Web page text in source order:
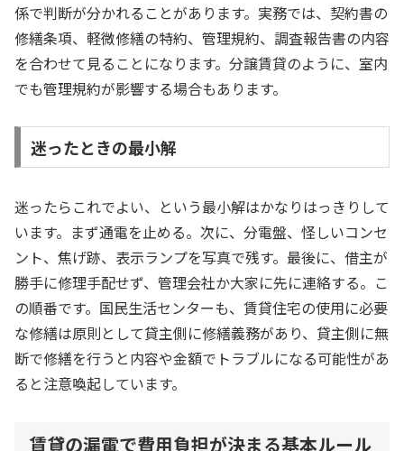
係で判断が分かれることがあります。実務では、契約書の
修繕条項、軽微修繕の特約、管理規約、調査報告書の内容
を合わせて見ることになります。分譲賃貸のように、室内
でも管理規約が影響する場合もあります。
迷ったときの最小解
迷ったらこれでよい、という最小解はかなりはっきりして
います。まず通電を止める。次に、分電盤、怪しいコンセ
ント、焦げ跡、表示ランプを写真で残す。最後に、借主が
勝手に修理手配せず、管理会社か大家に先に連絡する。こ
の順番です。国民生活センターも、賃貸住宅の使用に必要
な修繕は原則として貸主側に修繕義務があり、貸主側に無
断で修繕を行うと内容や金額でトラブルになる可能性があ
ると注意喚起しています。
賃貸の漏電で費用負担が決まる基本ルール